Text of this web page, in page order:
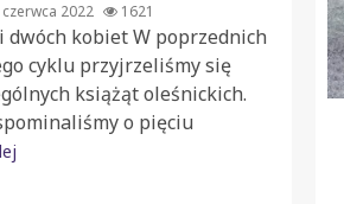
czerwca 2022 1621
dwóch kobiet W poprzednich
cyklu przyjrzeliśmy się
książąt oleśnickich.
o pięciu